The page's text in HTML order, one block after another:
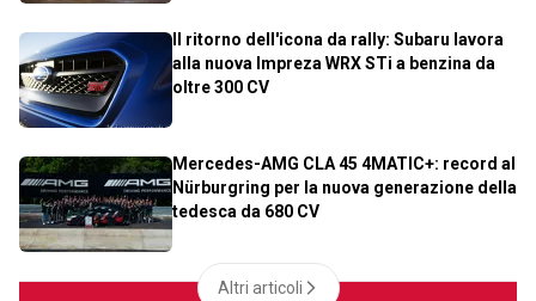
Il ritorno dell'icona da rally: Subaru lavora
alla nuova Impreza WRX STi a benzina da
oltre 300 CV
Mercedes-AMG CLA 45 4MATIC+: record al
Nürburgring per la nuova generazione della
tedesca da 680 CV
Altri articoli